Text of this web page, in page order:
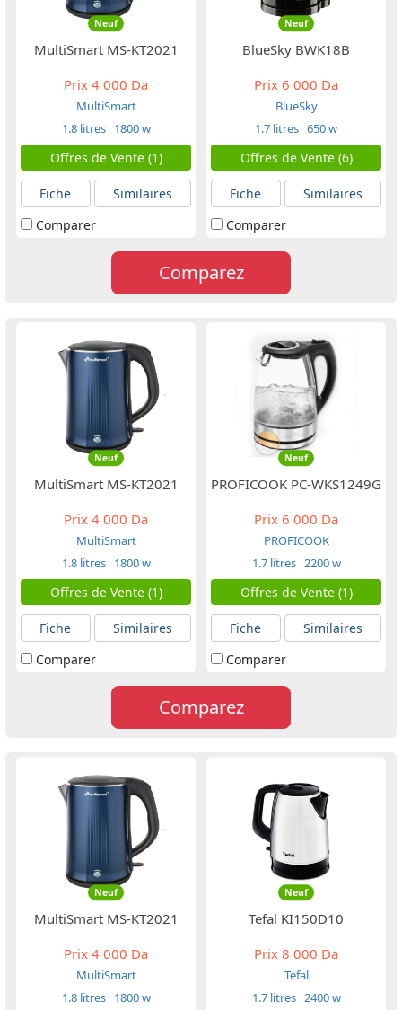
Neuf
MultiSmart MS-KT2021
Prix 4 000 Da
MultiSmart
1.8 litres 1800 w
Offres de Vente (1)
Fiche
Similaires
Comparer
Neuf
BlueSky BWK18B
Prix 6 000 Da
BlueSky
1.7 litres 650 w
Offres de Vente (6)
Fiche
Similaires
Comparer
Comparez
Neuf
MultiSmart MS-KT2021
Prix 4 000 Da
MultiSmart
1.8 litres 1800 w
Offres de Vente (1)
Fiche
Similaires
Comparer
Neuf
PROFICOOK PC-WKS1249G
Prix 6 000 Da
PROFICOOK
1.7 litres 2200 w
Offres de Vente (1)
Fiche
Similaires
Comparer
Comparez
Neuf
MultiSmart MS-KT2021
Prix 4 000 Da
MultiSmart
1.8 litres 1800 w
Neuf
Tefal KI150D10
Prix 8 000 Da
Tefal
1.7 litres 2400 w